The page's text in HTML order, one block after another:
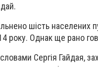
шість населених
року. Однак ще рано
Сергія Гайдая,